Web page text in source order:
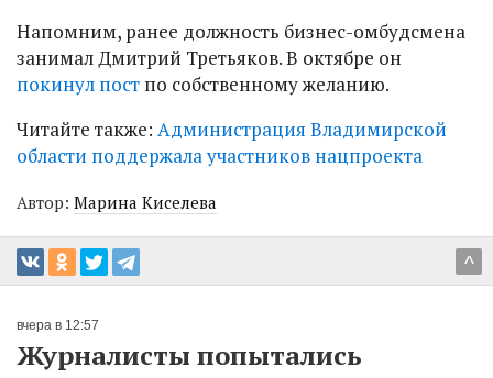
Напомним, ранее должность бизнес-омбудсмена
занимал Дмитрий Третьяков. В октябре он
покинул пост по собственному желанию.
Читайте также: Администрация Владимирской
области поддержала участников нацпроекта
Автор: Марина Киселева
^
вчера в 12:57
Журналисты попытались